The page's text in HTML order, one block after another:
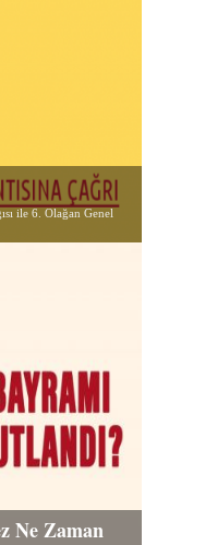
ile 6. Olağan Genel
Ne Zaman